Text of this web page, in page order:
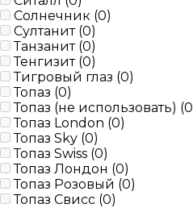
Солнечник (0)
Султанит (0)
Танзанит (0)
Тенгизит (0)
Тигровый глаз (0)
Топаз (0)
Топаз (не использовать) (0
Топаз London (0)
Топаз Sky (0)
Топаз Swiss (0)
Топаз Лондон (0)
Топаз Розовый (0)
Топаз Свисс (0)